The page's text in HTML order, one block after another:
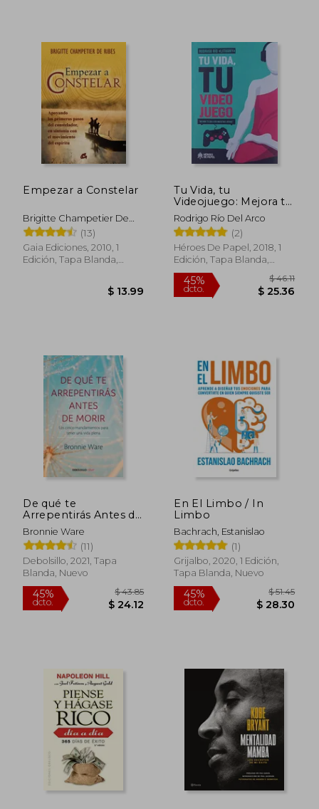
dcto. $ 22.79
Empezar a Constelar
Brigitte Champetier De
Ribes
(13)
Gaia Ediciones, 2010, 1
Edición, Tapa Blanda,
Tu Vida, tu
Videojuego: Mejora tu
día a día Mientras
Juegas
Rodrigo Río Del Arco
(2)
Héroes De Papel, 2018, 1
Edición, Tapa Blanda,
Nuevo
45%
dcto.
De qué te
Arrepentirás Antes de
Morir. Los Cinco
Mandamientos Para
Tener una Vida Plena
Bronnie Ware
(11)
Debolsillo, 2021, Tapa
Blanda, Nuevo
En El Limbo / In
Limbo
Bachrach, Estanislao
(1)
Grijalbo, 2020, 1 Edición,
Tapa Blanda, Nuevo